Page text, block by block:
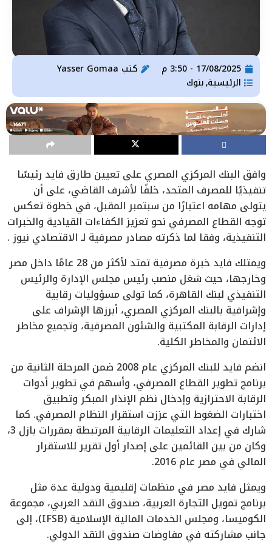
17/08/2025 - 3:50 م كتب
الرئيسية, بنوك
وافق البنك المركزي المصري على تعيين طارق فايد رئيسًا
تنفيذيًا للمصرف المتحد، خلفًا لأشرف القاضي، على أن
يتولى مهامه اعتبارًا من سبتمبر المقبل، في خطوة تعكس
توجه القطاع المصرفي نحو تعزيز الكفاءات القيادية والخبرات
التنفيذية، وفقا لما ذكرته مصادر مصرفية لـ الاقتصادي نيوز .
ويمتلك فايد خبرة مصرفية تمتد لأكثر من 28 عامًا داخل مصر
وخارجها، حيث شغل منصب رئيس مجلس الإدارة والرئيس
التنفيذي لبنك القاهرة، كما تولى مسؤوليات رقابية
وإشرافية بالبنك المركزي المصري، أبرزها الإشراف على
إدارات الرقابة المكتبية والشئون المصرفية، وتجميع مخاطر
الائتمان والمخاطر الكلية.
انضم فايد للبنك المركزي عام 2008 ضمن المرحلة الثانية من
برنامج تطوير القطاع المصرفي، وأسهم في تطوير أدوات
الرقابة الاحترازية وإدخال نظم الإنذار المبكر وتطبيق
اختبارات الضغوط التي عززت استقرار النظام المصرفي. كما
شارك في إعداد التعليمات الرقابية المرتبطة بمقررات بازل 3،
وكان من بين القائمين على إصدار أول تقرير للاستقرار
المالي في مصر عام 2016.
ويمثل فايد مصر في منظمات إقليمية ودولية عدة مثل
برنامج تمويل التجارة العربية، صندوق النقد العربي، مجموعة
الكوميسا، ومجلس الخدمات المالية الإسلامية (IFSB)، إلى
جانب مشاركته في مفاوضات صندوق النقد الدولي.